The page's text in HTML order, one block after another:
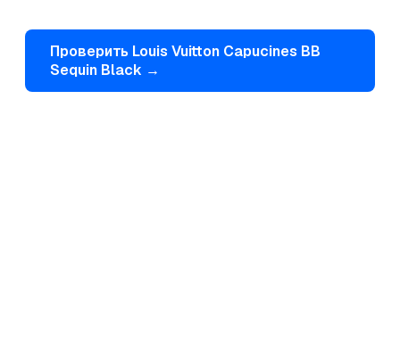
Проверить Louis Vuitton Capucines BB
Sequin Black →